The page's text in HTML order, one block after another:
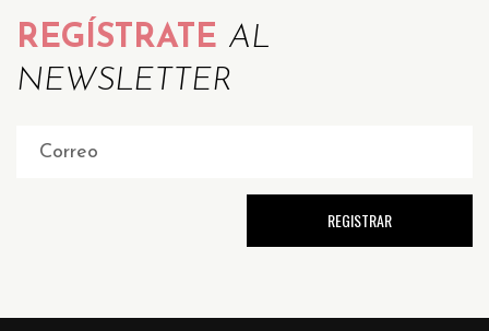
REGÍSTRATE AL
NEWSLETTER